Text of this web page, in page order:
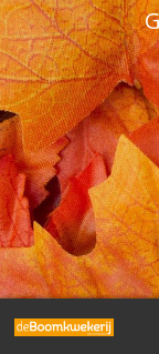
Terug naar